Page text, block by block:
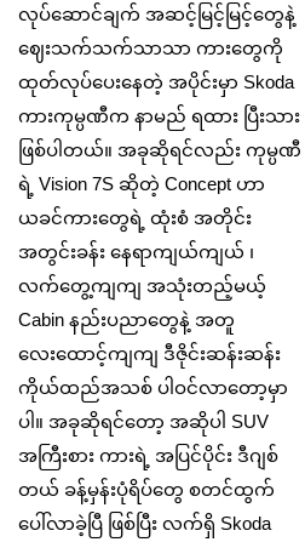
လုပ်ဆောင်ချက် အဆင့်မြင့်မြင့်တွေနဲ့
ဈေးသက်သက်သာသာ ကားတွေကို
ထုတ်လုပ်ပေးနေတဲ့ အပိုင်းမှာ Skoda
ကားကုမ္ပဏီက နာမည် ရထား ပြီးသား
ဖြစ်ပါတယ်။ အခုဆိုရင်လည်း ကုမ္ပဏီ
ရဲ့ Vision 7S ဆိုတဲ့ Concept ဟာ
ယခင်ကားတွေရဲ့ ထုံးစံ အတိုင်း
အတွင်းခန်း နေရာကျယ်ကျယ် ၊
လက်တွေ့ကျကျ အသုံးတည့်မယ့်
Cabin နည်းပညာတွေနဲ့ အတူ
လေးထောင့်ကျကျ ဒီဇိုင်းဆန်းဆန်း
ကိုယ်ထည်အသစ် ပါဝင်လာတော့မှာ
ပါ။ အခုဆိုရင်တော့ အဆိုပါ SUV
အကြီးစား ကားရဲ့ အပြင်ပိုင်း ဒီဂျစ်
တယ် ခန့်မှန်းပုံရိပ်တွေ စတင်ထွက်
ပေါ်လာခဲ့ပြီ ဖြစ်ပြီး လက်ရှိ Skoda